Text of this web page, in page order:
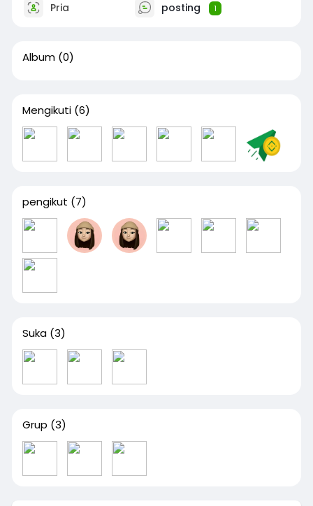
Pria posting 1
Album (0)
Mengikuti (6)
pengikut (7)
Suka (3)
Grup (3)